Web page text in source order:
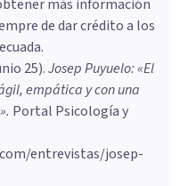
más información
de dar crédito a los
25).Josep Puyuelo: «El
empática y con una
. Portal Psicología y
entrevistas/josep-